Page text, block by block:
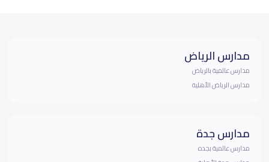
مدارس الرياض
مدارس عالمية بالرياض
مدارس الرياض الأهلية
مدارس جدة
مدارس عالمية بجده